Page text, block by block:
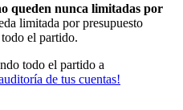
queden nunca limitadas por
limitada por presupuesto
el partido.
todo el partido a
de tus cuentas!